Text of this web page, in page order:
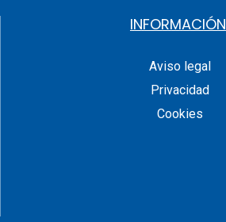
INFORMACIÓN
Aviso legal
Privacidad
Cookies